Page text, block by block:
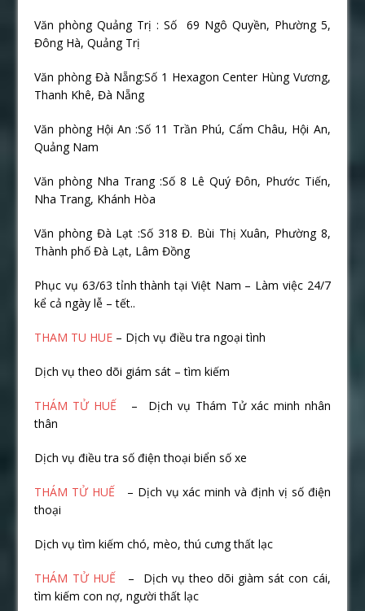
Văn phòng Quảng Trị : Số
69 Ngô Quyền, Phường 5,
Đông Hà, Quảng Trị
Văn phòng Đà Nẵng:Số 1 Hexagon Center Hùng Vương,
Thanh Khê, Đà Nẵng
Văn phòng Hội An :Số 11 Trần Phú, Cẩm Châu, Hội An,
Quảng Nam
Văn phòng Nha Trang :Số 8 Lê Quý Đôn, Phước Tiến,
Nha Trang, Khánh Hòa
Văn phòng Đà Lạt :Số 318 Đ. Bùi Thị Xuân, Phường 8,
Thành phố Đà Lạt, Lâm Đồng
Phục vụ 63/63 tỉnh thành tại Việt Nam – Làm việc 24/7
kể cả ngày lễ – tết..
THAM TU HUE – Dịch vụ điều tra ngoại tình
Dịch vụ theo dõi giám sát – tìm kiếm
THÁM TỬ HUẾ – Dịch vụ Thám Tử xác minh nhân
thân
Dịch vụ điều tra số điện thoại biển số xe
THÁM TỬ HUẾ – Dịch vụ xác minh và định vị số điện
thoại
Dịch vụ tìm kiếm chó, mèo, thú cưng thất lạc
THÁM TỬ HUẾ – Dịch vụ theo dõi giàm sát con cái,
tìm kiếm con nợ, người thất lạc